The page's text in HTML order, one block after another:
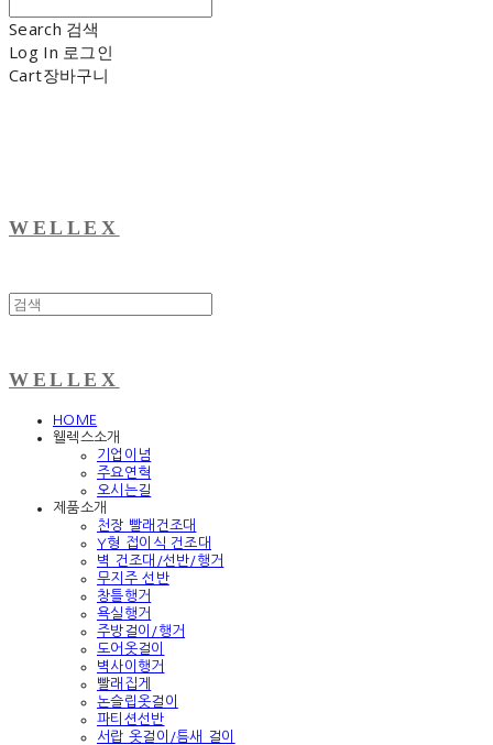
Search 검색
Log In 로그인
Cart장바구니
WELLEX
WELLEX
HOME
웰렉스소개
기업이념
주요연혁
오시는길
제품소개
천장 빨래건조대
Y형 접이식 건조대
벽 건조대/선반/행거
무지주 선반
창틀행거
욕실행거
주방걸이/행거
도어옷걸이
벽사이행거
빨래집게
논슬립옷걸이
파티션선반
서랍 옷걸이/틈새 걸이